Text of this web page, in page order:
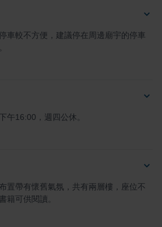
車較不方便，建議停在周邊廟宇的停車
午16:00，週四公休。
置帶有懷舊氣氛，共有兩層樓，座位不
籍可供閱讀。